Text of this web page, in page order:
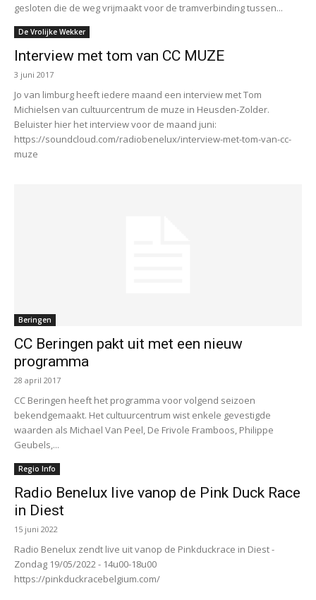
gesloten die de weg vrijmaakt voor de tramverbinding tussen...
De Vrolijke Wekker
Interview met tom van CC MUZE
3 juni 2017
Jo van limburg heeft iedere maand een interview met Tom
Michielsen van cultuurcentrum de muze in Heusden-Zolder.
Beluister hier het interview voor de maand juni:
https://soundcloud.com/radiobenelux/interview-met-tom-van-cc-
muze
Beringen
CC Beringen pakt uit met een nieuw
programma
28 april 2017
CC Beringen heeft het programma voor volgend seizoen
bekendgemaakt. Het cultuurcentrum wist enkele gevestigde
waarden als Michael Van Peel, De Frivole Framboos, Philippe
Geubels,...
Regio Info
Radio Benelux live vanop de Pink Duck Race
in Diest
15 juni 2022
Radio Benelux zendt live uit vanop de Pinkduckrace in Diest -
Zondag 19/05/2022 - 14u00-18u00
https://pinkduckracebelgium.com/